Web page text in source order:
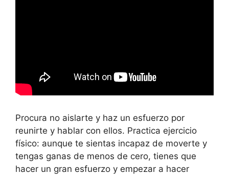
Procura no aislarte y haz un esfuerzo por
reunirte y hablar con ellos. Practica ejercicio
físico: aunque te sientas incapaz de moverte y
tengas ganas de menos de cero, tienes que
hacer un gran esfuerzo y empezar a hacer